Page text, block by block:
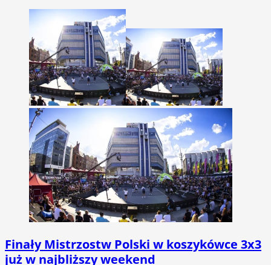
Finały Mistrzostw Polski w koszykówce 3x3
już w najbliższy weekend